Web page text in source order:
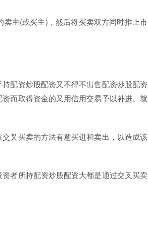
主(或买主)，然后将买卖双方同时推上市
配资炒股配资又不得不出售配资炒股配资
而取得资金的又用信用交易予以补进。就
叉买卖的方法有意买进和卖出，以造成该
者所持配资炒股配资大都是通过交叉买卖